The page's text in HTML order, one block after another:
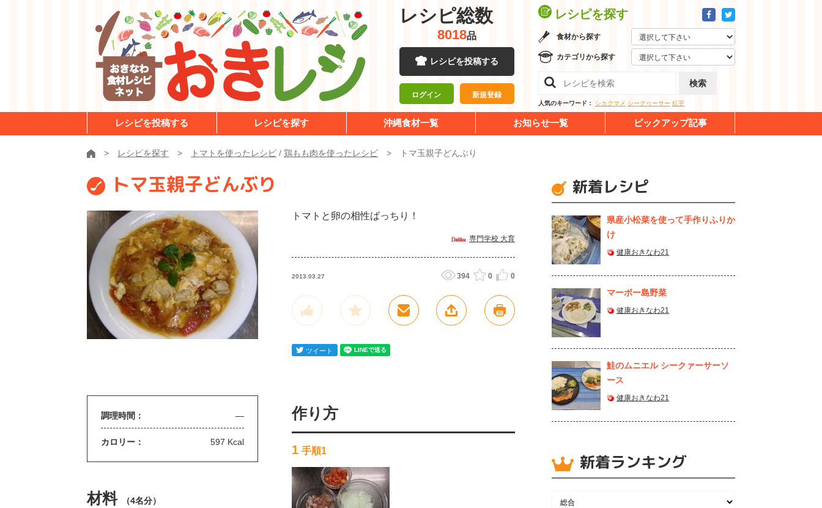
レシピ総数
8018品
レシピを投稿する
ログイン 新規登録
レシピを探す
食材から探す
カテゴリから探す
検索
人気のキーワード： シカクマメ シークヮーサー 紅芋
レシピを投稿する レシピを探す 沖縄食材一覧 お知らせ一覧 ピックアップ記事
レシピを探す トマトを使ったレシピ /鶏もも肉を使ったレシピ トマ玉親子どんぶり
トマ玉親子どんぶり
トマトと卵の相性ばっちり！
専門学校 大育
2013.03.27 394 0 0
調理時間： —
カロリー： 597 Kcal
材料 （4名分）
作り方
1 手順1
新着レシピ
県産⼩松菜を使って⼿作りふりか
け
健康おきなわ21
マーボー島野菜
健康おきなわ21
鮭のムニエル シークァーサーソ
ース
健康おきなわ21
新着ランキング